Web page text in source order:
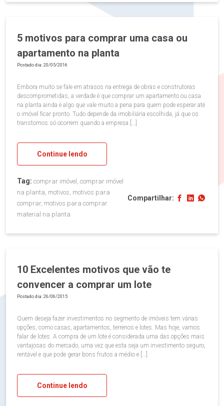
5 motivos para comprar uma casa ou
apartamento na planta
Postado dia: 20/05/2016
Embora muito se fale em atrasos na entrega de obras e construtoras
descomprometidas, a verdade é que comprar um apartamento ou casa
na planta ainda é algo que vale muito a pena para quem pode esperar até
o imóvel ficar pronto. Tudo depende da imobiliária escolhida, já que os
transtornos só ocorrem quando a empresa […]
Continue lendo
Tag: comprar imóvel, comprar imóvel
na planta, motivos, motivos para
comprar, motivos para comprar
material na planta
Compartilhar:
10 Excelentes motivos que vão te
convencer a comprar um lote
Postado dia: 26/06/2015
Quem deseja fazer investimentos no segmento de imóveis tem várias
opções, como casas, apartamentos, terrenos e lotes. Mas hoje, vamos
falar de lotes. A compra de um lote é considerada uma das opções mais
vantajosas do mercado, uma vez que esta seja um investimento seguro,
rentável e que pode gerar bons frutos a médio e […]
Continue lendo